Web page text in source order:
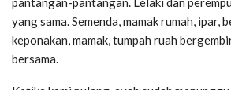
yang sama. Semenda, mamak rumah, ipar,
keponakan, mamak, tumpah ruah
bersama.